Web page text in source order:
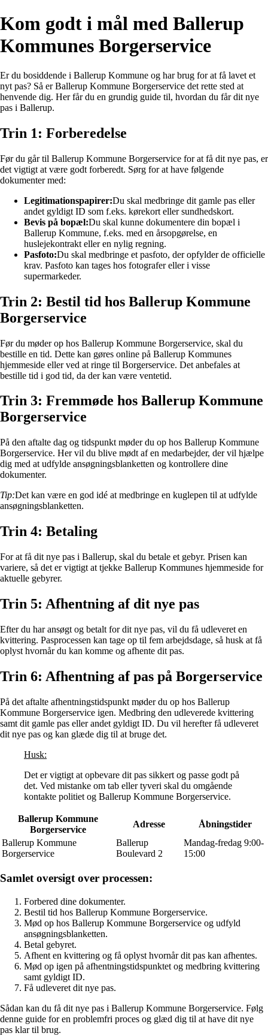
Kom godt i mål med Ballerup
Kommunes Borgerservice
Er du bosiddende i Ballerup Kommune og har brug for at få lavet et
nyt pas? Så er Ballerup Kommune Borgerservice det rette sted at
henvende dig. Her får du en grundig guide til, hvordan du får dit nye
pas i Ballerup.
Trin 1: Forberedelse
Før du går til Ballerup Kommune Borgerservice for at få dit nye pas, er
det vigtigt at være godt forberedt. Sørg for at have følgende
dokumenter med:
Legitimationspapirer:Du skal medbringe dit gamle pas eller
andet gyldigt ID som f.eks. kørekort eller sundhedskort.
Bevis på bopæl:Du skal kunne dokumentere din bopæl i
Ballerup Kommune, f.eks. med en årsopgørelse, en
huslejekontrakt eller en nylig regning.
Pasfoto:Du skal medbringe et pasfoto, der opfylder de officielle
krav. Pasfoto kan tages hos fotografer eller i visse
supermarkeder.
Trin 2: Bestil tid hos Ballerup Kommune
Borgerservice
Før du møder op hos Ballerup Kommune Borgerservice, skal du
bestille en tid. Dette kan gøres online på Ballerup Kommunes
hjemmeside eller ved at ringe til Borgerservice. Det anbefales at
bestille tid i god tid, da der kan være ventetid.
Trin 3: Fremmøde hos Ballerup Kommune
Borgerservice
På den aftalte dag og tidspunkt møder du op hos Ballerup Kommune
Borgerservice. Her vil du blive mødt af en medarbejder, der vil hjælpe
dig med at udfylde ansøgningsblanketten og kontrollere dine
dokumenter.
Tip:Det kan være en god idé at medbringe en kuglepen til at udfylde
ansøgningsblanketten.
Trin 4: Betaling
For at få dit nye pas i Ballerup, skal du betale et gebyr. Prisen kan
variere, så det er vigtigt at tjekke Ballerup Kommunes hjemmeside for
aktuelle gebyrer.
Trin 5: Afhentning af dit nye pas
Efter du har ansøgt og betalt for dit nye pas, vil du få udleveret en
kvittering. Pasprocessen kan tage op til fem arbejdsdage, så husk at få
oplyst hvornår du kan komme og afhente dit pas.
Trin 6: Afhentning af pas på Borgerservice
På det aftalte afhentningstidspunkt møder du op hos Ballerup
Kommune Borgerservice igen. Medbring den udleverede kvittering
samt dit gamle pas eller andet gyldigt ID. Du vil herefter få udleveret
dit nye pas og kan glæde dig til at bruge det.
Husk:
Det er vigtigt at opbevare dit pas sikkert og passe godt på
det. Ved mistanke om tab eller tyveri skal du omgående
kontakte politiet og Ballerup Kommune Borgerservice.
Ballerup Kommune
Borgerservice
Adresse
Åbningstider
Ballerup Kommune
Borgerservice
Ballerup
Boulevard 2
Mandag-fredag 9:00-
15:00
Samlet oversigt over processen:
Forbered dine dokumenter.
Bestil tid hos Ballerup Kommune Borgerservice.
Mød op hos Ballerup Kommune Borgerservice og udfyld
ansøgningsblanketten.
Betal gebyret.
Afhent en kvittering og få oplyst hvornår dit pas kan afhentes.
Mød op igen på afhentningstidspunktet og medbring kvittering
samt gyldigt ID.
Få udleveret dit nye pas.
Sådan kan du få dit nye pas i Ballerup Kommune Borgerservice. Følg
denne guide for en problemfri proces og glæd dig til at have dit nye
pas klar til brug.